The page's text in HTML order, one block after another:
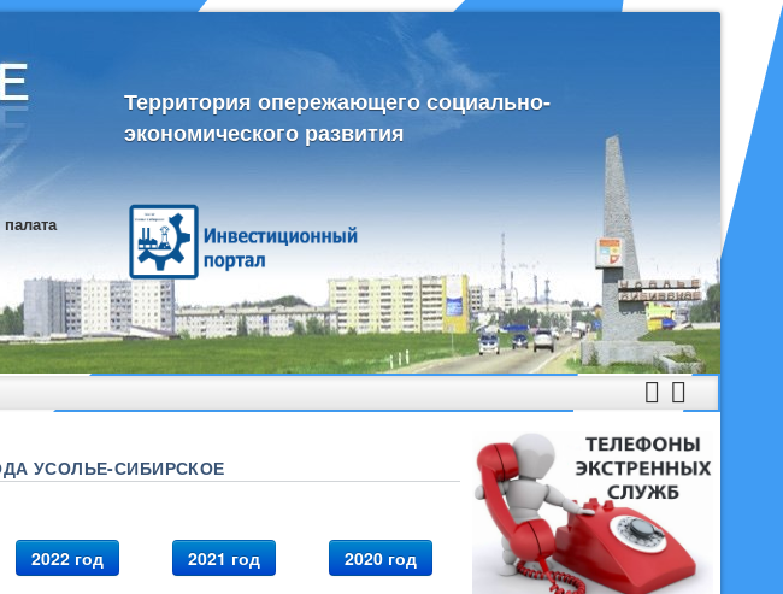
Территория опережающего социально-
экономического развития
УСОЛЬЕ-СИБИРСКОЕ
2022 год 2021 год 2020 год